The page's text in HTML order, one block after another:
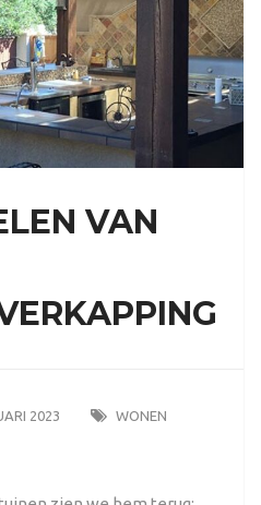
VAN
2023
WONEN